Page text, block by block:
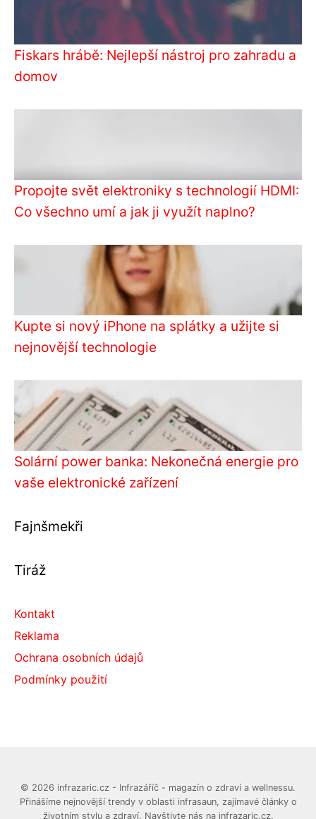
Fiskars hrábě: Nejlepší nástroj pro zahradu a
domov
Propojte svět elektroniky s technologií HDMI:
Co všechno umí a jak ji využít naplno?
Kupte si nový iPhone na splátky a užijte si
nejnovější technologie
Solární power banka: Nekonečná energie pro
vaše elektronické zařízení
Fajnšmekři
Tiráž
Kontakt
Reklama
Ochrana osobních údajů
Podmínky použití
© 2026 infrazaric.cz - Infrazáříč - magazín o zdraví a wellnessu.
Přinášíme nejnovější trendy v oblasti infrasaun, zajímavé články o
životním stylu a zdraví. Navštivte nás na infrazaric.cz.